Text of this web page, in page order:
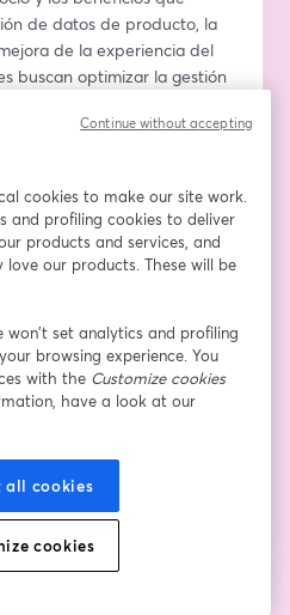
de datos de producto, la
de la experiencia del
buscan optimizar la gestión
Hier abonnieren
cookies to make our site work.
and profiling cookies to deliver
products and services, and
our products. These will be
won’t set analytics and profiling
browsing experience. You
with the Customize cookies
have a look at our
all cookies
cookies
Continue without accepting